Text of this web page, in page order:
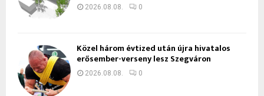
2026.08.08. 0
Közel három évtized után újra hivatalos
erősember-verseny lesz Szegváron
2026.08.08. 0